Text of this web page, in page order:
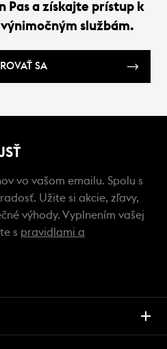
Pas a získajte prístup k
službám.
SA
vo vašom emailu. Spolu s
Užite si akcie, zľavy,
výhody. Vyplnením vašej
s pravidlami a